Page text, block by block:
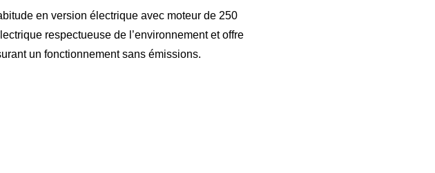
en version électrique avec moteur de 250
respectueuse de l’environnement et offre
un fonctionnement sans émissions.